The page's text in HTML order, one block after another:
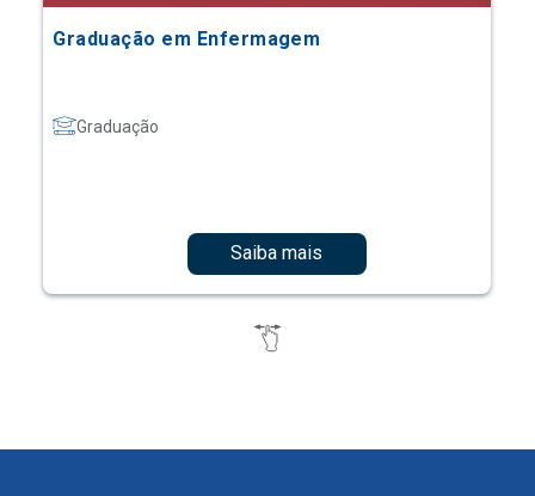
Graduação em Enfermagem
Graduação
Saiba mais